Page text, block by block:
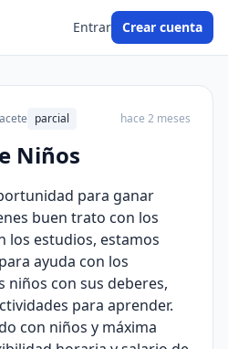
Entrar Crear cuenta
parcial hace 2 meses
Niños
para ganar
buen trato con los
los estudios, estamos
ayuda con los
niños con sus deberes,
para aprender.
con niños y máxima